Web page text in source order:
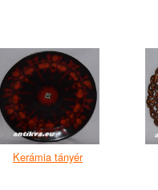
Kerámia tányér